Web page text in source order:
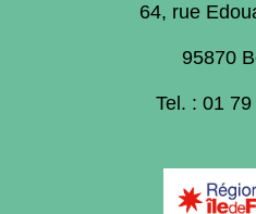
64, rue
95870
Tel. : 01